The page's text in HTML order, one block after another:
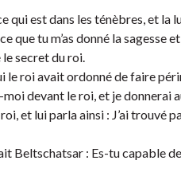
est dans les ténèbres, et la
que tu m’as donné la sagesse
le secret du roi.
le roi avait ordonné de faire
devant le roi, et je donnerai
et lui parla ainsi : J’ai trouvé
Beltschatsar : Es-tu capable